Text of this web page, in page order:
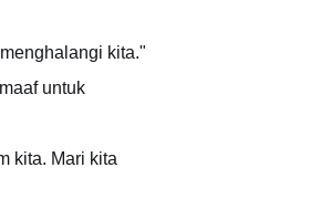
kita."
untuk
kita. Mari kita